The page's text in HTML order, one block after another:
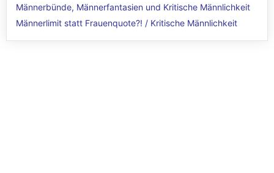
Männerbünde, Männerfantasien und Kritische Männlichkeit
Männerlimit statt Frauenquote?! / Kritische Männlichkeit